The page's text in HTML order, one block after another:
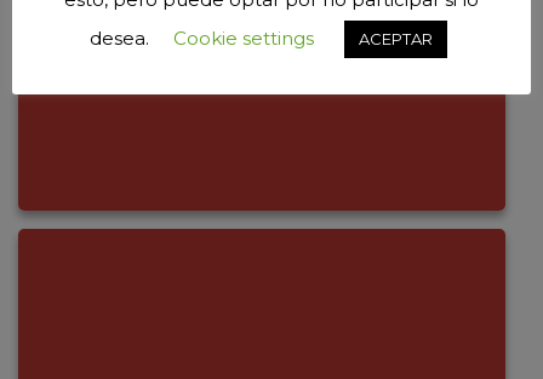
desea.
Cookie settings ACEPTAR